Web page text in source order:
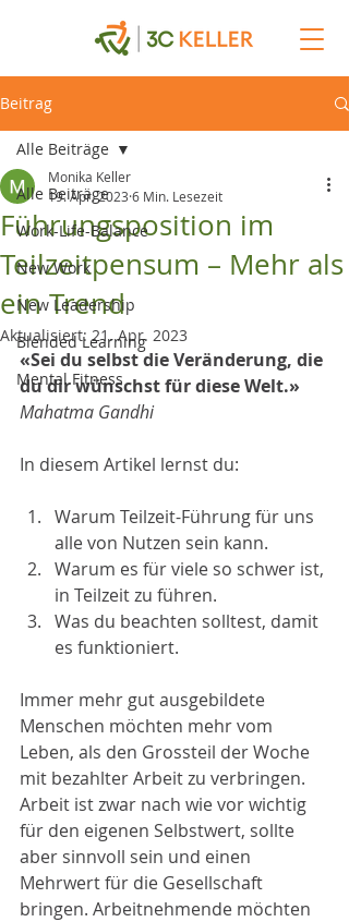
Beitrag
Alle Beiträge
Work-Life-Balance
New Work
New Leadership
Blended Learning
Mental Fitness
Alle Beiträge
Führungsposition im
Teilzeitpensum – Mehr als
ein Trend
Monika Keller
19. Apr. 2023 6 Min. Lesezeit
Aktualisiert:21. Apr. 2023
«Sei du selbst die Veränderung, die
du dir wünschst für diese Welt.»
Mahatma Gandhi
In diesem Artikel lernst du:
Warum Teilzeit-Führung für uns
alle von Nutzen sein kann.
Warum es für viele so schwer ist,
in Teilzeit zu führen.
Was du beachten solltest, damit
es funktioniert.
Immer mehr gut ausgebildete
Menschen möchten mehr vom
Leben, als den Grossteil der Woche
mit bezahlter Arbeit zu verbringen.
Arbeit ist zwar nach wie vor wichtig
für den eigenen Selbstwert, sollte
aber sinnvoll sein und einen
Mehrwert für die Gesellschaft
bringen. Arbeitnehmende möchten